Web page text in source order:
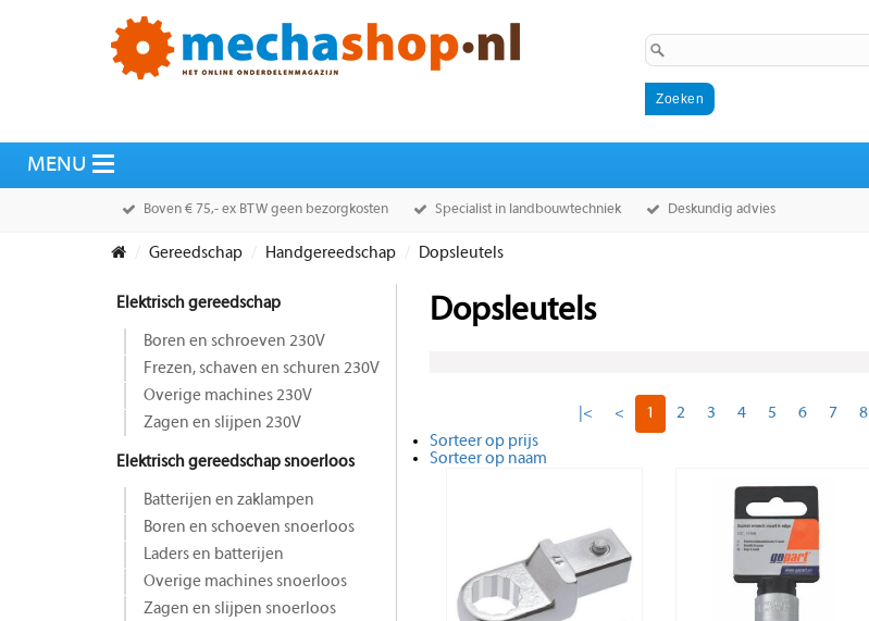
Boven € 75,- ex BTW geen bezorgkosten Specialist in landbouwtechniek Deskundig advies
Gereedschap Handgereedschap Dopsleutels
Elektrisch gereedschap
Boren en schroeven 230V
Frezen, schaven en schuren 230V
Overige machines 230V
Zagen en slijpen 230V
Elektrisch gereedschap snoerloos
Batterijen en zaklampen
Boren en schoeven snoerloos
Laders en batterijen
Overige machines snoerloos
Zagen en slijpen snoerloos
Dopsleutels
|< < 1 2 3 4 5 6 7 8
Sorteer op prijs
Sorteer op naam